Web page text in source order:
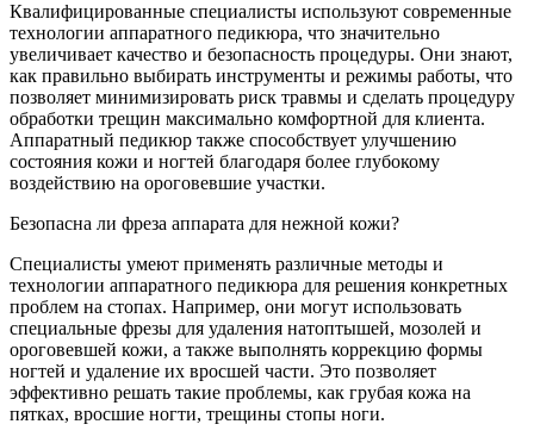
Квалифицированные специалисты используют современные
технологии аппаратного педикюра, что значительно
увеличивает качество и безопасность процедуры. Они знают,
как правильно выбирать инструменты и режимы работы, что
позволяет минимизировать риск травмы и сделать процедуру
обработки трещин максимально комфортной для клиента.
Аппаратный педикюр также способствует улучшению
состояния кожи и ногтей благодаря более глубокому
воздействию на ороговевшие участки.
Безопасна ли фреза аппарата для нежной кожи?
Специалисты умеют применять различные методы и
технологии аппаратного педикюра для решения конкретных
проблем на стопах. Например, они могут использовать
специальные фрезы для удаления натоптышей, мозолей и
ороговевшей кожи, а также выполнять коррекцию формы
ногтей и удаление их вросшей части. Это позволяет
эффективно решать такие проблемы, как грубая кожа на
пятках, вросшие ногти, трещины стопы ноги.